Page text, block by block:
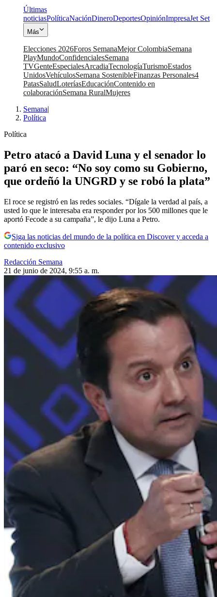
Últimas
noticiasPolíticaNaciónDineroDeportesOpiniónImpresaJet Set
Más
Elecciones 2026Foros SemanaMejor ColombiaSemana
PlayMundoConfidencialesSemana
TVGenteEspecialesArcadiaTecnologíaTurismoEstados
UnidosVehículosSemana SostenibleFinanzas Personales4
PatasSaludLoteríasEducaciónContenido en
colaboraciónSemana RuralMujeres
Semana|
Política
Política
Petro atacó a David Luna y el senador lo
paró en seco: “No soy como su Gobierno,
que ordeñó la UNGRD y se robó la plata”
El roce se registró en las redes sociales. “Dígale la verdad al país, a
usted lo que le interesaba era responder por los 500 millones que le
aportó Fecode a su campaña”, le dijo Luna a Petro.
Siga las noticias del mundo de la política en Discover y acceda a
contenido exclusivo
Redacción Semana
21 de junio de 2024, 9:55 a. m.